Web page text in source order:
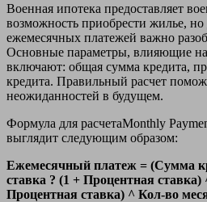
Военная ипотека предоставляет
возможность приобрести жилье,
ежемесячных платежей важно
Основные параметры, влияющие
включают: общая сумма кредита,
кредита. Правильный расчет
неожиданностей в будущем.
Формула для расчетаMonthly
выглядит следующим образом:
Ежемесячный платеж = (Сумма
ставка ? (1 + Процентная
Процентная ставка) ^ Кол-во